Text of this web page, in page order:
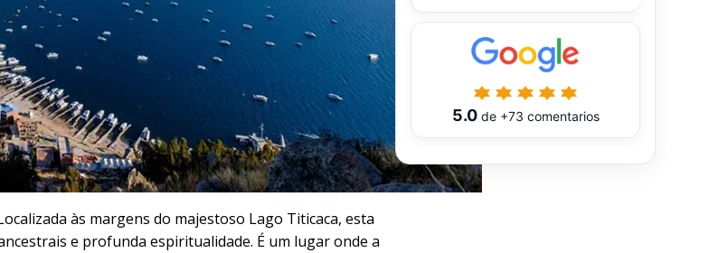
às margens do majestoso Lago Titicaca, esta
e profunda espiritualidade. É um lugar onde a
5.0de +73 comentarios